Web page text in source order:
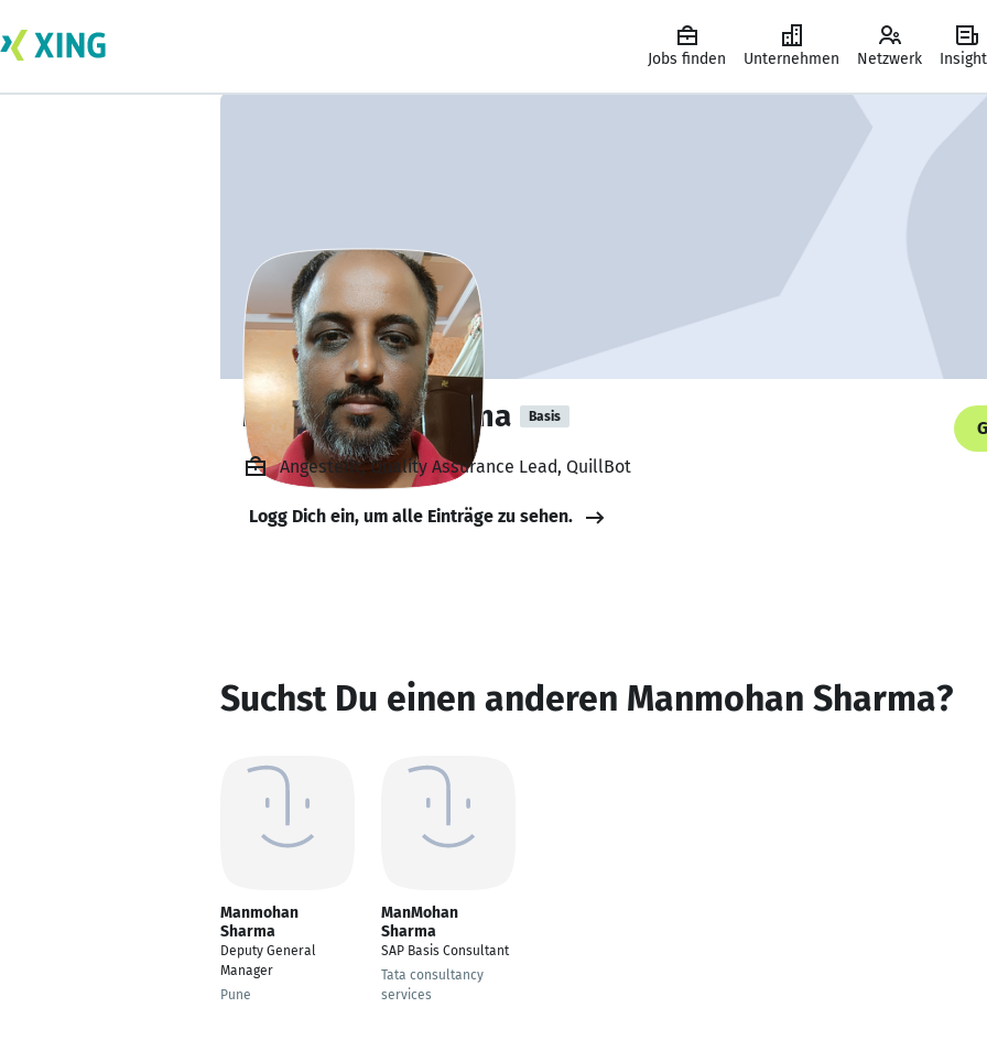
Jobs finden Unternehmen Netzwerk
Manmohan Sharma Basis
Angestellt, Quality Assurance Lead, QuillBot
Logg Dich ein, um alle Einträge zu sehen.
Suchst Du einen anderen Manmohan Sharma?
Manmohan
Sharma
Deputy General
Manager
Pune
ManMohan
Sharma
SAP Basis Consultant
Tata consultancy
services